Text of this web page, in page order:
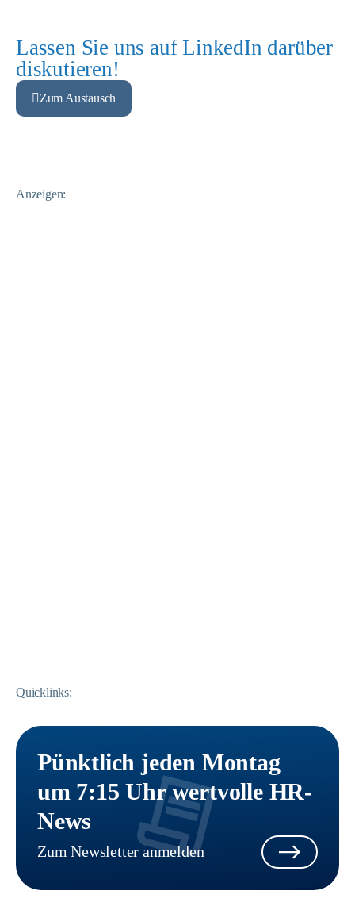
Lassen Sie uns auf LinkedIn darüber
diskutieren!
Zum Austausch
Anzeigen:
Quicklinks:
Pünktlich jeden Montag
um 7:15 Uhr wertvolle HR-
News
Zum Newsletter anmelden